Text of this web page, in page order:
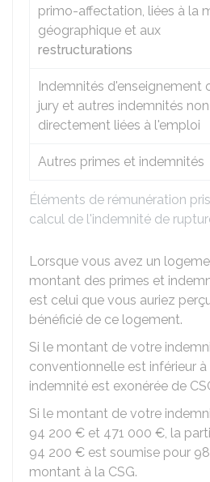
Éléments de rémunération
calcul de l'indemnité de
primo-affectation, liées à la
géographique et aux
restructurations
Indemnités d'enseignement
jury et autres indemnités non
directement liées à l'emploi
Autres primes et indemnités
Lorsque vous avez un
montant des primes et
est celui que vous auriez
bénéficié de ce logement.
Si le montant de votre
conventionnelle est inférieur à
indemnité est exonérée de
Si le montant de votre
94 200 € et 471 000 €, la
94 200 € est soumise pour
montant à la CSG.